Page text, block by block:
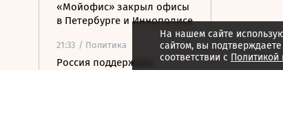
«Мойофис» закрыл офисы
в Петербурге и Иннополисе
21:33 / Политика
Россия поддержала
На нашем сайте
сайтом, вы
соответствии с